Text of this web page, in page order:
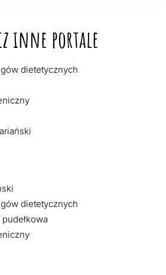
inne portale
dietetycznych
dietetycznych